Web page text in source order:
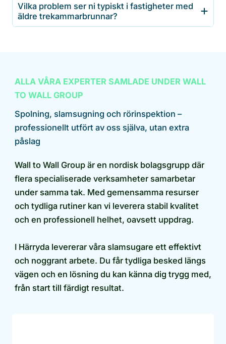
Vilka problem ser ni typiskt i fastigheter med
äldre trekammarbrunnar?
ALLA VÅRA EXPERTER SAMLADE UNDER WALL
TO WALL GROUP
Spolning, slamsugning och rörinspektion –
professionellt utfört av oss själva, utan extra
påslag
Wall to Wall Group är en nordisk bolagsgrupp där
flera specialiserade verksamheter samarbetar
under samma tak. Med gemensamma resurser
och tydliga rutiner kan vi leverera stabil kvalitet
och en professionell helhet, oavsett uppdrag.
I Härryda levererar våra slamsugare ett effektivt
och noggrant arbete. Du får tydliga besked längs
vägen och en lösning du kan känna dig trygg med,
från start till färdigt resultat.